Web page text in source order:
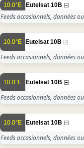
10.0°E Eutelsat 10B
Feeds occasionnels, données
10.0°E Eutelsat 10B
Feeds occasionnels, données
10.0°E Eutelsat 10B
Feeds occasionnels, données
10.0°E Eutelsat 10B
Feeds occasionnels, données